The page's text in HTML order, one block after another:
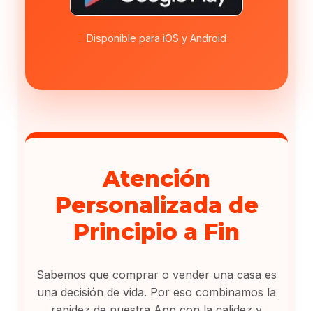
Disponible para iOS y Android
Atención
Personalizada de
Principio a Fin
Sabemos que comprar o vender una casa es
una decisión de vida. Por eso combinamos la